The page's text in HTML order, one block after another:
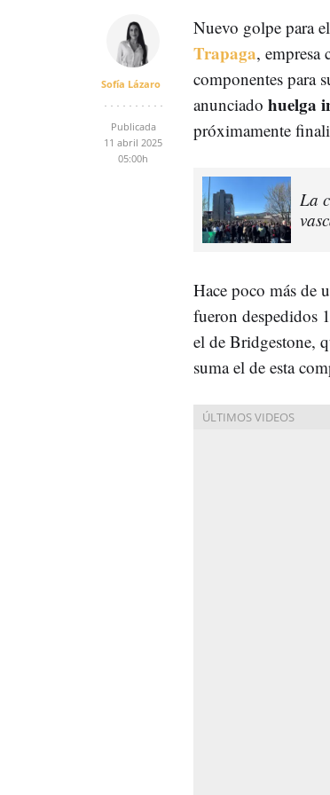
Sofía Lázaro
Publicada
11 abril 2025
05:00h
Nuevo golpe para
Trapaga, empresa
componentes para
anunciado huelga
próximamente
La
Hace poco más de
fueron despedidos
el de Bridgestone,
suma el de esta